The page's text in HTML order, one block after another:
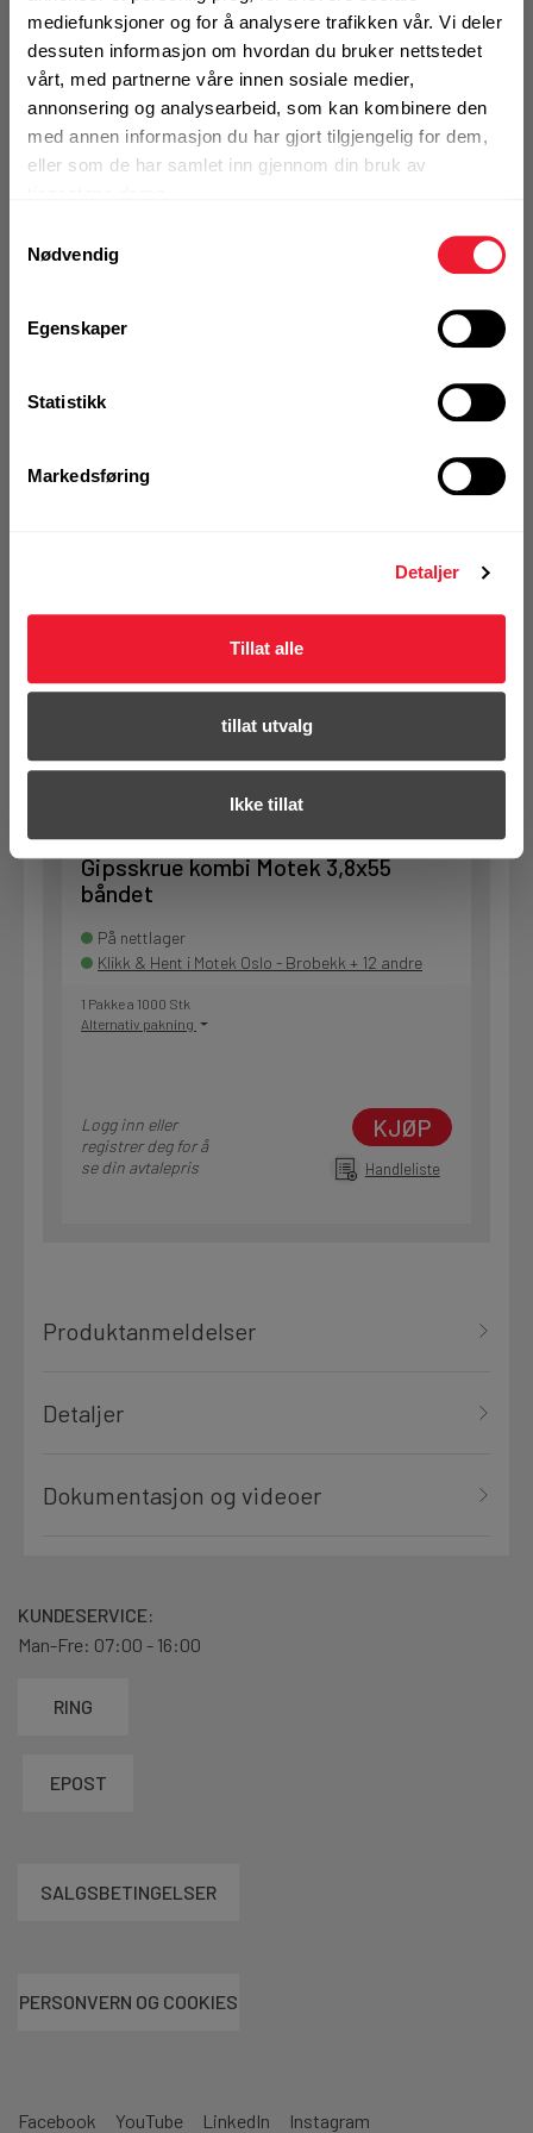
mediefunksjoner og for å analysere trafikken vår. Vi deler
dessuten informasjon om hvordan du bruker nettstedet
vårt, med partnerne våre innen sosiale medier,
annonsering og analysearbeid, som kan kombinere den
med annen informasjon du har gjort tilgjengelig for dem,
eller som de har samlet inn gjennom din bruk av
Nødvendig
Egenskaper
Statistikk
Markedsføring
Detaljer
Tillat alle
tillat utvalg
Ikke tillat
båndet
På nettlager
Klikk & Hent i Motek Hamar + 18 andre
1 Pakke a 1000 Stk
Alternativ pakning
Logg inn eller
Art.nr. 12023840
Logg inn eller
KJØP
Gipsskrue kombi Motek 3,8x55
båndet
På nettlager
Klikk & Hent i Motek Oslo - Brobekk + 12 andre
1 Pakke a 1000 Stk
Alternativ pakning
Logg inn eller
registrer deg for å
se din avtalepris
KJØP
Handleliste
Produktanmeldelser
Detaljer
Dokumentasjon og videoer
Facebook YouTube LinkedIn Instagram
KUNDESERVICE:
Man-Fre: 07:00 - 16:00
RING
EPOST
SALGSBETINGELSER
PERSONVERN OG COOKIES